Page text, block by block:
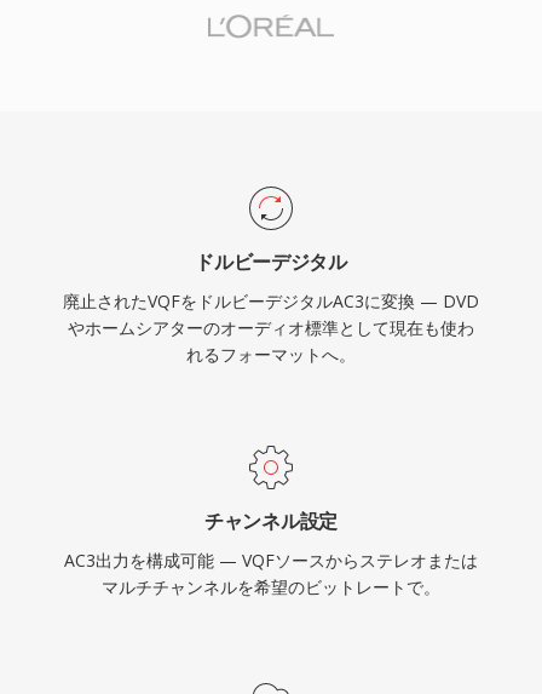
す。レシーバー、テレビ、セットトップボックス
ドルビーデジタル
廃止されたVQFをドルビーデジタルAC3に変換 — DVD
やホームシアターのオーディオ標準として現在も使わ
れるフォーマットへ。
チャンネル設定
AC3出力を構成可能 — VQFソースからステレオまたは
マルチチャンネルを希望のビットレートで。